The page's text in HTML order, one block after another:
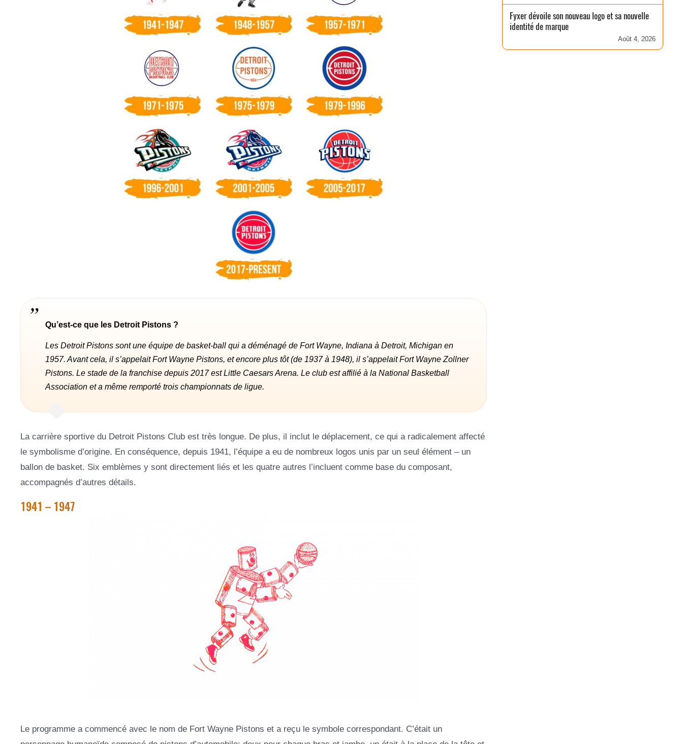
Qu’est-ce que les Detroit Pistons ?
Les Detroit Pistons sont une équipe de basket-ball qui a déménagé de Fort Wayne, Indiana à Detroit, Michigan en
1957. Avant cela, il s’appelait Fort Wayne Pistons, et encore plus tôt (de 1937 à 1948), il s’appelait Fort Wayne Zollner
Pistons. Le stade de la franchise depuis 2017 est Little Caesars Arena. Le club est affilié à la National Basketball
Association et a même remporté trois championnats de ligue.
La carrière sportive du Detroit Pistons Club est très longue. De plus, il inclut le déplacement, ce qui a radicalement affecté
le symbolisme d’origine. En conséquence, depuis 1941, l’équipe a eu de nombreux logos unis par un seul élément – un
ballon de basket. Six emblèmes y sont directement liés et les quatre autres l’incluent comme base du composant,
accompagnés d’autres détails.
1941 – 1947
Le programme a commencé avec le nom de Fort Wayne Pistons et a reçu le symbole correspondant. C’était un
Fyxer dévoile son nouveau logo et sa nouvelle
identité de marque
Août 4, 2026